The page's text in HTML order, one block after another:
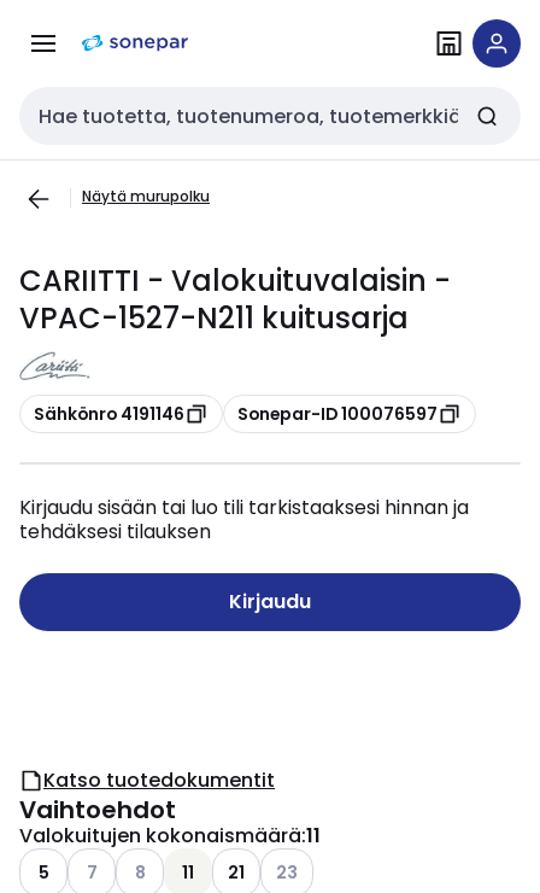
navigointiinsisältöön
Haku
Näytä murupolku
CARIITTI - Valokuituvalaisin -
VPAC-1527-N211 kuitusarja
Kopioi
Sähkönro 4191146 Kopioi
Sonepar-ID 100076597
Kirjaudu sisään tai luo tili tarkistaaksesi hinnan ja
tehdäksesi tilauksen
Kirjaudu
Katso tuotedokumentit
Vaihtoehdot
Valokuitujen kokonaismäärä:11
5 Katso käytettävissä olevat vaihtoehdot
7 Katso käytettävissä olevat vaihtoehdot
8 11 21 Katso käytettävissä olevat
23